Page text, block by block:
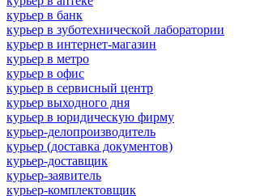
курьер в банк
курьер в зуботехнической лаборатории
курьер в интернет-магазин
курьер в метро
курьер в офис
курьер в сервисный центр
курьер выходного дня
курьер в юридическую фирму
курьер-делопроизводитель
курьер (доставка документов)
курьер-доставщик
курьер-заявитель
курьер-комплектовщик